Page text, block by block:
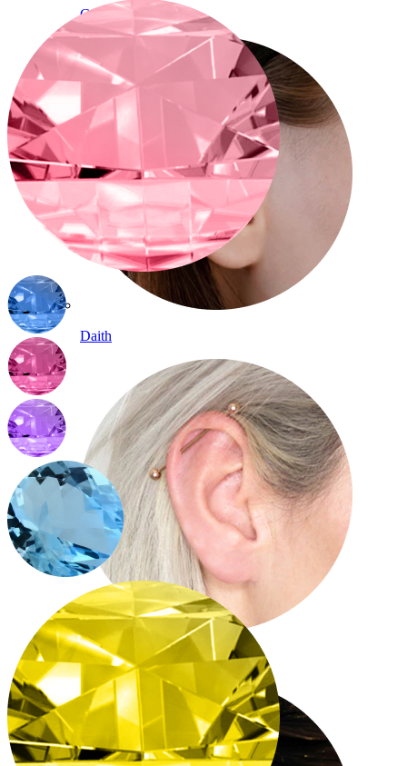
Conch
Daith
Industrial